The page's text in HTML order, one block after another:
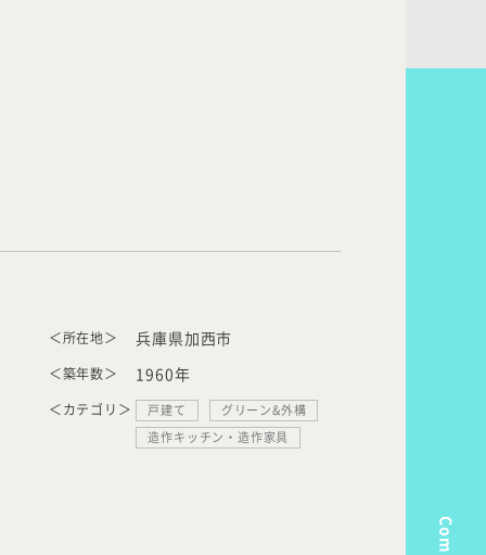
＜所在地＞ 兵庫県加西市
＜築年数＞ 1960年
＜カテゴリ＞ 戸建て グリーン&外構
造作キッチン・造作家具